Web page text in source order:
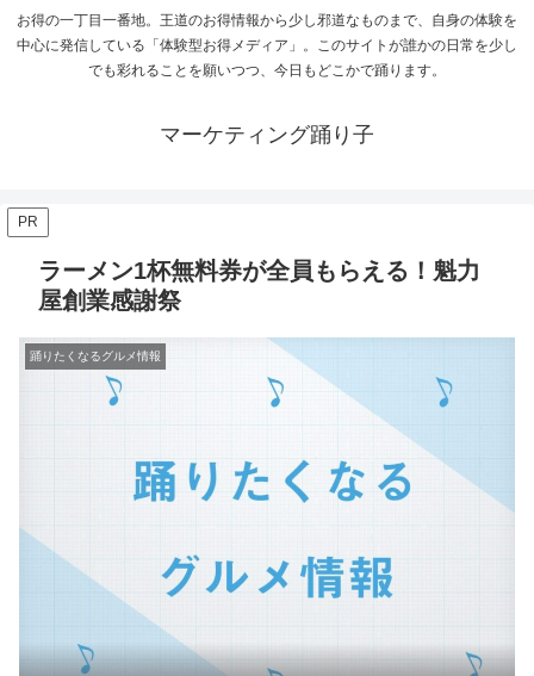
お得の一丁目一番地。王道のお得情報から少し邪道なものまで、自身の体験を
中心に発信している「体験型お得メディア」。このサイトが誰かの日常を少し
でも彩れることを願いつつ、今日もどこかで踊ります。
マーケティング踊り子
PR
ラーメン1杯無料券が全員もらえる！魁力
屋創業感謝祭
踊りたくなるグルメ情報